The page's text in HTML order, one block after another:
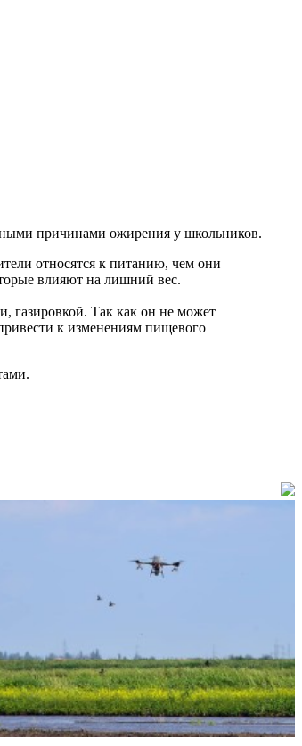
причинами ожирения у школьников.
относятся к питанию, чем они
влияют на лишний вес.
газировкой. Так как он не может
к изменениям пищевого